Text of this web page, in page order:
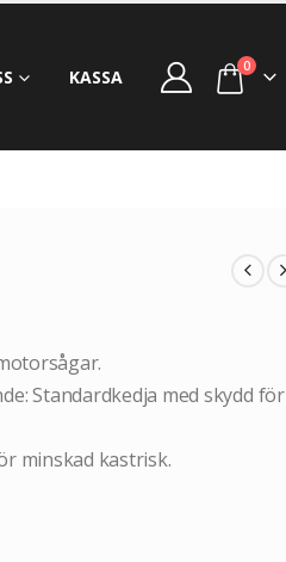
KASSA 0
Standardkedja med skydd för
minskad kastrisk.